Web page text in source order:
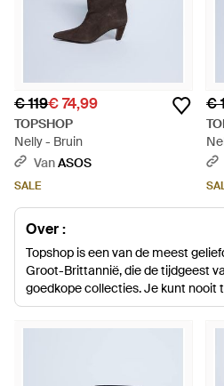
€ 119€ 74,99
TOPSHOP
Nelly - Bruin
VanASOS
SALE
€
Over :
Topshop is een van de meest
Groot-Brittannië, die de tijdgeest
goedkope collecties. Je kunt nooit
hebben en Topshop biedt een
nietjes zoals lederen Chelsea-
woestijnlaarsjes. De betaalbare